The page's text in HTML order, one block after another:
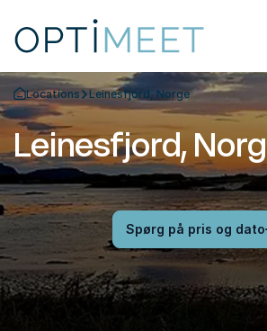
Tilbage til forsiden
Locations Leinesfjord, Norge
Leinesfjord,
Spørg på pris og dato